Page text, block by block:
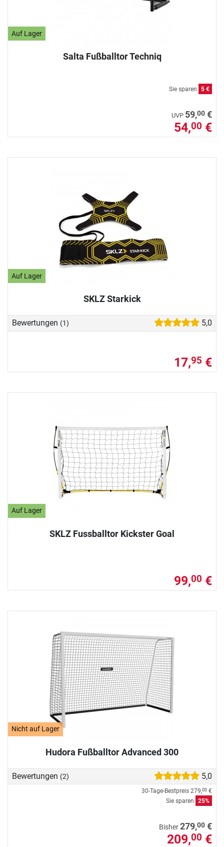
Auf Lager
Salta Fußballtor Techniq
Sie sparen 5 €
UVP 59,00 €
54,00 €
Auf Lager
SKLZ Starkick
Bewertungen (1) 5,0
17,95 €
Auf Lager
SKLZ Fussballtor Kickster Goal
99,00 €
Nicht auf Lager
Hudora Fußballtor Advanced 300
Bewertungen (2) 5,0
30-Tage-Bestpreis 279,00 €
Sie sparen
25%
Bisher279,00 €
209,00 €